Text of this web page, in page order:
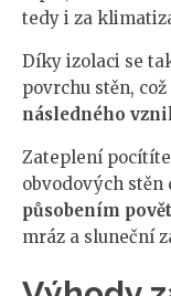
tedy i za
Díky izolaci se
povrchu stěn, což
následného
Zateplení
obvodových stěn
působením
mráz a sluneční